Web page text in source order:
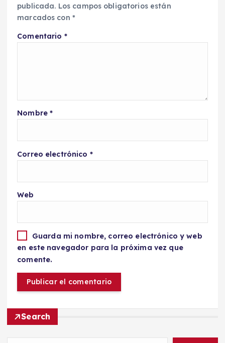
publicada. Los campos obligatorios están
marcados con *
Comentario *
Nombre*
Correo electrónico *
Web
Guarda mi nombre, correo electrónico y web
en este navegador para la próxima vez que
comente.
Search